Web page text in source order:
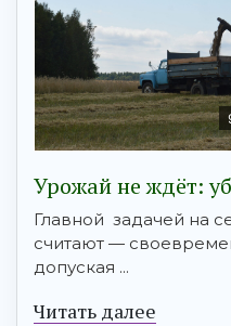
Урожай не ждёт:
Главной задачей на
считают —
допуская ...
Читать далее